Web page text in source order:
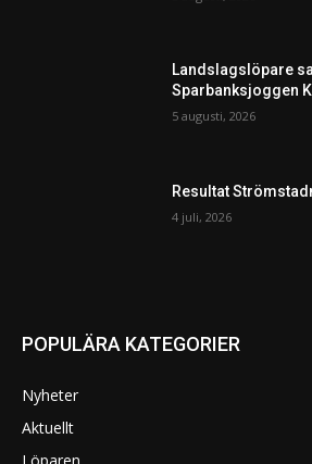
Landslagslöpare
Sparbanksjoggen
5 augusti, 2026
Resultat
4 juli, 2026
POPULÄRA KATEGORIER
Nyheter
Aktuellt